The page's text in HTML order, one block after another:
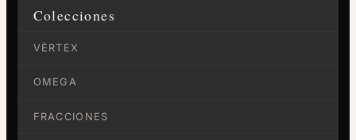
Colecciones
VÈRTEX
OMEGA
FRACCIONES